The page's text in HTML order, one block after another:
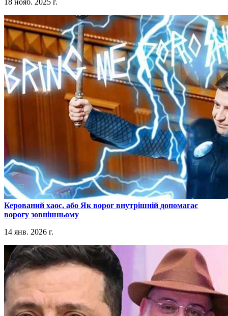
18 нояб. 2025 г.
​Керований хаос, або Як ворог внутрішній допомагає
ворогу зовнішньому
14 янв. 2026 г.